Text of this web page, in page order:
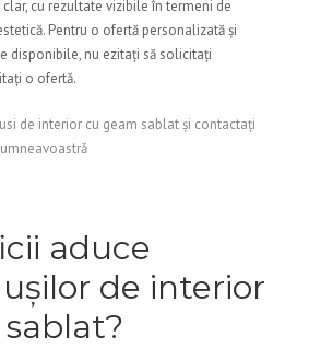
cu rezultate vizibile în termeni de
Pentru o ofertă personalizată și
disponibile, nu ezitați să solicitați
o ofertă.
de interior cu geam sablat și contactați
aduce
de interior